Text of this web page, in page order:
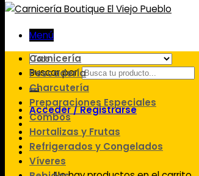
Menú
Buscar por:
Acceder / Registrarse
Carnicería
Pescadería
Charcutería
Preparaciones Especiales
Combos
Hortalizas y Frutas
Refrigerados y Congelados
Víveres